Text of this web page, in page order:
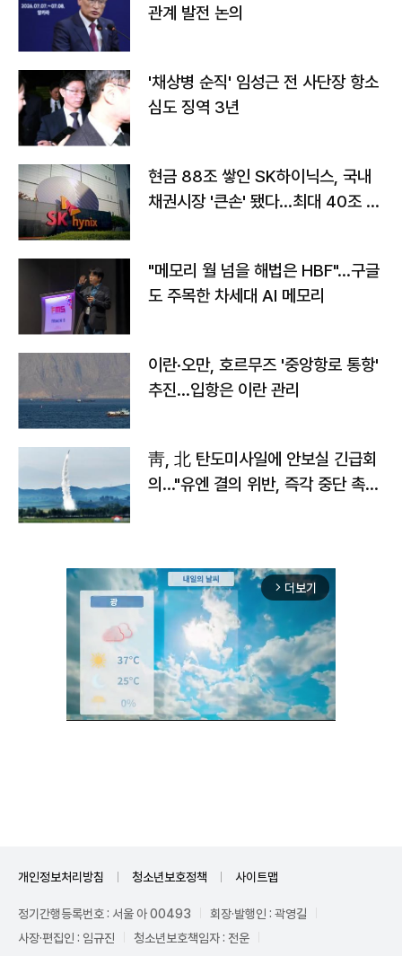
관계 발전 논의
'채상병 순직' 임성근 전 사단장 항소
심도 징역 3년
현금 88조 쌓인 SK하이닉스, 국내
채권시장 '큰손' 됐다…최대 40조 투
"메모리 월 넘을 해법은 HBF"…구글
도 주목한 차세대 AI 메모리
이란·오만, 호르무즈 '중앙항로 통항'
추진…입항은 이란 관리
靑, 北 탄도미사일에 안보실 긴급회
의…"유엔 결의 위반, 즉각 중단 촉
arrow_forward_ios 더보기
개인정보처리방침 청소년보호정책 사이트맵
정기간행등록번호 : 서울 아 00493
회장·발행인 : 곽영길
사장·편집인 : 임규진
청소년보호책임자 : 전운